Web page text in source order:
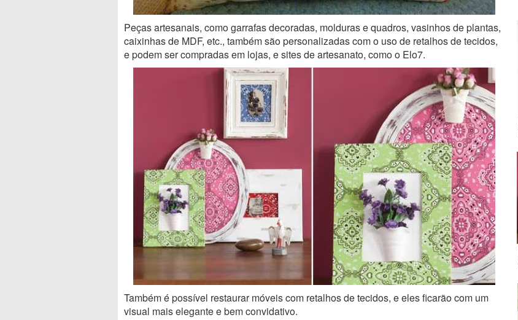
Peças artesanais, como garrafas decoradas, molduras e quadros, vasinhos de plantas,
caixinhas de MDF, etc., também são personalizadas com o uso de retalhos de tecidos,
e podem ser compradas em lojas, e sites de artesanato, como o Elo7.
Também é possível restaurar móveis com retalhos de tecidos, e eles ficarão com um
visual mais elegante e bem convidativo.